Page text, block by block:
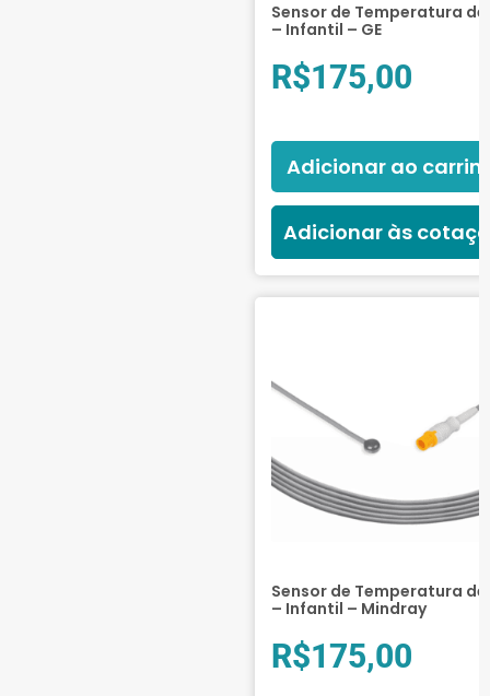
Sensor de Temperatura de
– Infantil – GE
R$175,00
Adicionar ao
Adicionar às
Sensor de Temperatura de
– Infantil – Mindray
R$175,00